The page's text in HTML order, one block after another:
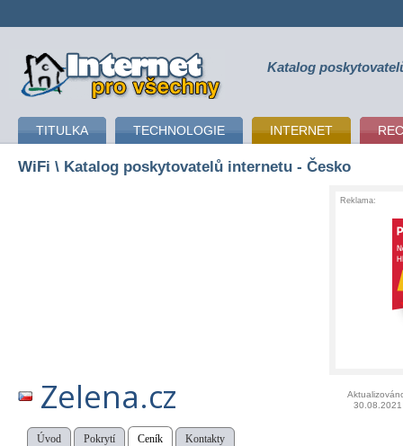
připojení k internetu Katalog
TITULKA TECHNOLOGIE INTERNET
WiFi \ Katalog poskytovatelů internetu - Česko
Reklama:
Zelena.cz
30.08.2021
Úvod Pokrytí Ceník Kontakty